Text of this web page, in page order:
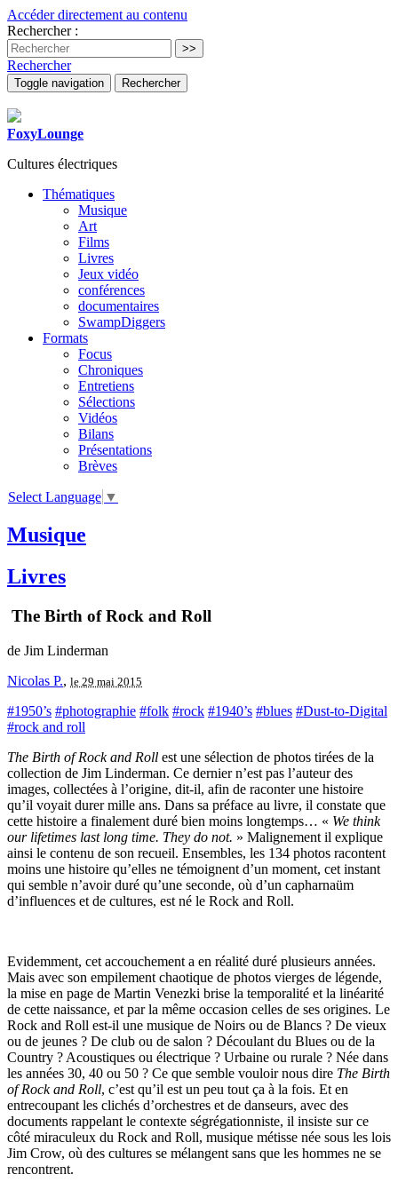
Accéder directement au contenu
Rechercher :
Rechercher
Toggle navigation Rechercher
FoxyLounge
Cultures électriques
Thématiques
Musique
Art
Films
Livres
Jeux vidéo
conférences
documentaires
SwampDiggers
Formats
Focus
Chroniques
Entretiens
Sélections
Vidéos
Bilans
Présentations
Brèves
Select Language ▼
Musique
Livres
The Birth of Rock and Roll
de Jim Linderman
Nicolas P., le 29 mai 2015
#1950’s #photographie #folk #rock #1940’s #blues #Dust-to-Digital
#rock and roll
The Birth of Rock and Roll est une sélection de photos tirées de la
collection de Jim Linderman. Ce dernier n’est pas l’auteur des
images, collectées à l’origine, dit-il, afin de raconter une histoire
qu’il voyait durer mille ans. Dans sa préface au livre, il constate que
cette histoire a finalement duré bien moins longtemps… « We think
our lifetimes last long time. They do not. » Malignement il explique
ainsi le contenu de son recueil. Ensembles, les 134 photos racontent
moins une histoire qu’elles ne témoignent d’un moment, cet instant
qui semble n’avoir duré qu’une seconde, où d’un capharnaüm
d’influences et de cultures, est né le Rock and Roll.
Evidemment, cet accouchement a en réalité duré plusieurs années.
Mais avec son empilement chaotique de photos vierges de légende,
la mise en page de Martin Venezki brise la temporalité et la linéarité
de cette naissance, et par la même occasion celles de ses origines. Le
Rock and Roll est-il une musique de Noirs ou de Blancs ? De vieux
ou de jeunes ? De club ou de salon ? Découlant du Blues ou de la
Country ? Acoustiques ou électrique ? Urbaine ou rurale ? Née dans
les années 30, 40 ou 50 ? Ce que semble vouloir nous dire The Birth
of Rock and Roll, c’est qu’il est un peu tout ça à la fois. Et en
entrecoupant les clichés d’orchestres et de danseurs, avec des
documents rappelant le contexte ségrégationniste, il insiste sur ce
côté miraculeux du Rock and Roll, musique métisse née sous les lois
Jim Crow, où des cultures se mélangent sans que les hommes ne se
rencontrent.